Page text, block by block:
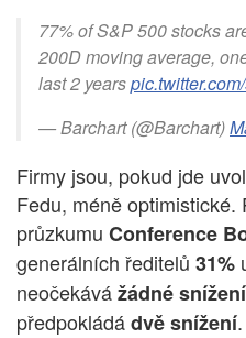
77% of S&P 500 stocks
200D moving average,
last 2 years
— Barchart (@Barchart)
Firmy jsou, pokud jde
Fedu, méně optimistické.
průzkumu Conference
generálních ředitelů 31%
neočekávážádné
předpokládádvě snížení.